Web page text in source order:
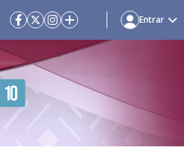
Entrar